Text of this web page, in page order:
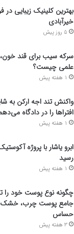
بهترین کلینیک زیبایی
خیرآبادی
5 روز پیش
سرکه سیب برای قند خون،
علمی چیست؟
1 هفته پیش
واکنش تند اجه ارکن به
افتراها را در دادگاه
1 هفته پیش
رسید
1 هفته پیش
چگونه نوع پوست خود
جامع پوست چرب، خشک،
حساس
3 هفته پیش